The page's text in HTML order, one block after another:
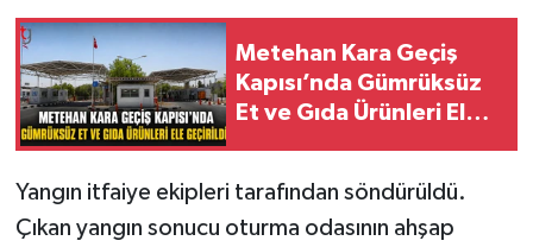
Metehan Kara Geçiş
Kapısı’nda Gümrüksüz
Et ve Gıda Ürünleri Ele
Yangın itfaiye ekipleri tarafından söndürüldü.
Çıkan yangın sonucu oturma odasının ahşap